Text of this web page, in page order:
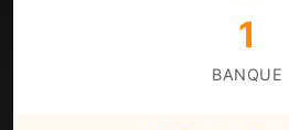
1
BANQUE